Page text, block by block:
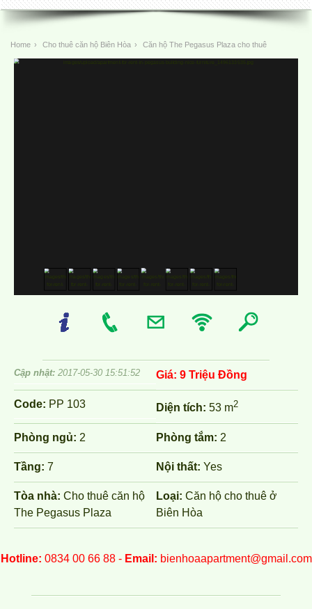
Home › Cho thuê căn hộ Biên Hòa › Căn hộ The Pegasus Plaza cho thuê
Cập nhật: 2017-05-30 15:51:52 Giá: 9 Triệu Đồng
Code: PP 103 Diện tích: 53 m2
Phòng ngủ: 2 Phòng tắm: 2
Tầng: 7 Nội thất: Yes
Tòa nhà: Cho thuê căn hộ
The Pegasus Plaza
Loại: Căn hộ cho thuê ở
Biên Hòa
Hotline: 0834 00 66 88 - Email: bienhoaapartment@gmail.com